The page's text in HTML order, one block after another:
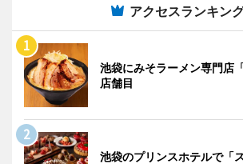
アクセスランキン
池袋にみそラーメン専門
店舗目
池袋のプリンスホテルで「